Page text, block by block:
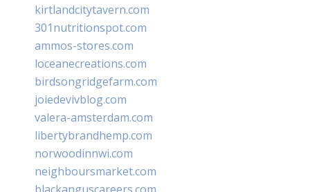
kirtlandcitytavern.com
301nutritionspot.com
ammos-stores.com
loceanecreations.com
birdsongridgefarm.com
joiedevivblog.com
valera-amsterdam.com
libertybrandhemp.com
norwoodinnwi.com
neighboursmarket.com